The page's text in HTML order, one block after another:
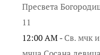
Пресвета
11
12:00 AM - Св. мчк